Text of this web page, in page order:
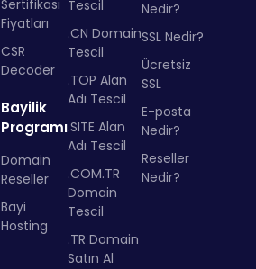
Sertifikası
Fiyatları
CSR
Decoder
Bayilik
Programı
Domain
Reseller
Bayi
Hosting
Tescil
.CN Domain
Tescil
.TOP Alan
Adı Tescil
.SITE Alan
Adı Tescil
.COM.TR
Domain
Tescil
.TR Domain
Satın Al
Nedir?
SSL Nedir?
Ücretsiz
SSL
E-posta
Nedir?
Reseller
Nedir?